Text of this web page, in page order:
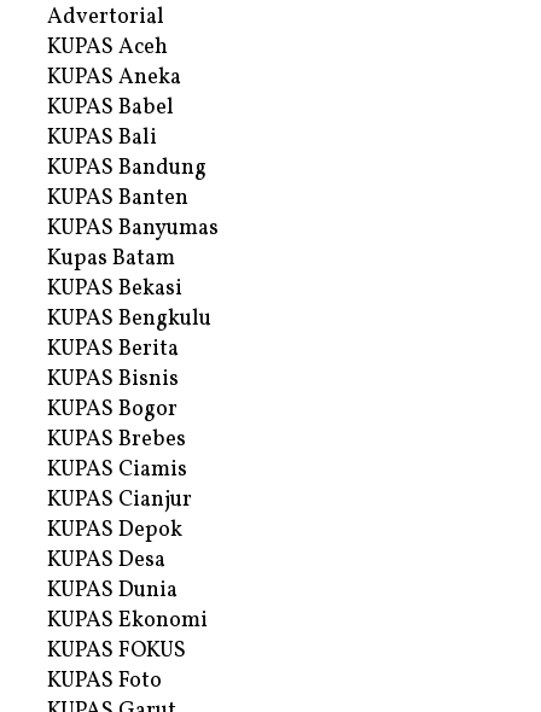
Advertorial
KUPAS Aceh
KUPAS Aneka
KUPAS Babel
KUPAS Bali
KUPAS Bandung
KUPAS Banten
KUPAS Banyumas
Kupas Batam
KUPAS Bekasi
KUPAS Bengkulu
KUPAS Berita
KUPAS Bisnis
KUPAS Bogor
KUPAS Brebes
KUPAS Ciamis
KUPAS Cianjur
KUPAS Depok
KUPAS Desa
KUPAS Dunia
KUPAS Ekonomi
KUPAS FOKUS
KUPAS Foto